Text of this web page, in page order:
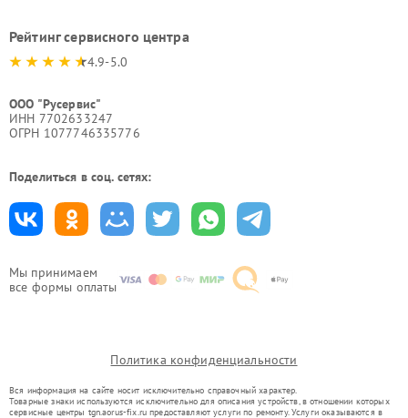
Мы принимаем
все формы оплаты
Рейтинг сервисного центра
4.9-5.0
ООО "Русервис"
ИНН 7702633247
ОГРН 1077746335776
Поделиться в соц. сетях:
Политика конфиденциальности
Вся информация на сайте носит исключительно справочный характер.
Товарные знаки используются исключительно для описания устройств, в отношении которых
сервисные центры tgn.aorus-fix.ru предоставляют услуги по ремонту. Услуги оказываются в